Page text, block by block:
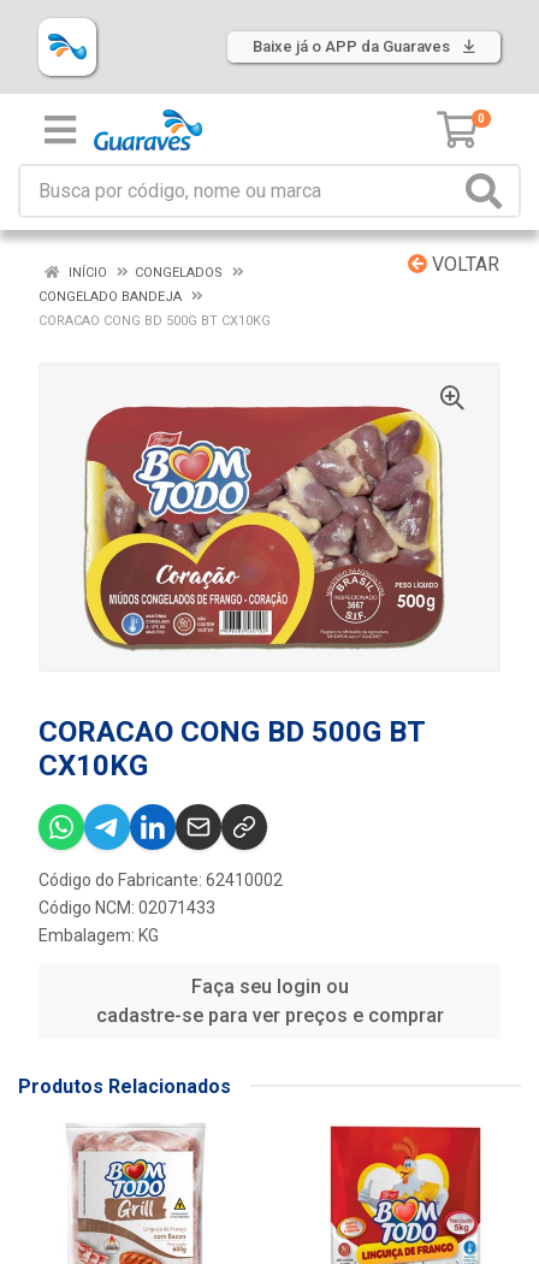
Baixe já o APP da Guaraves
0
VOLTAR
INÍCIO
CONGELADOS
CONGELADO BANDEJA
CORACAO CONG BD 500G BT CX10KG
CORACAO CONG BD 500G BT
CX10KG
Código do Fabricante: 62410002
Código NCM: 02071433
Embalagem: KG
Faça seu login ou
cadastre-se para ver preços e comprar
Produtos Relacionados